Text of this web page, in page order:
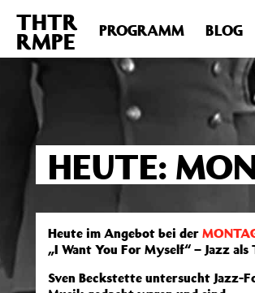
Deprecated : Die Funktion post_permalink
includes/functions.phpon line6031
THTR
RMPE PROGRAMM BLOG
HEUTE:
Heute im Angebot bei der
„I Want You For Myself“ – Jazz als
Sven Beckstette untersucht Jazz-